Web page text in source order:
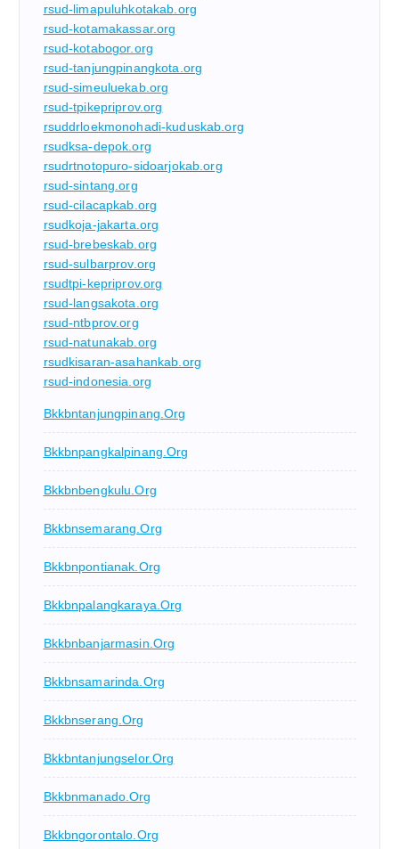
rsud-limapuluhkotakab.org
rsud-kotamakassar.org
rsud-kotabogor.org
rsud-tanjungpinangkota.org
rsud-simeuluekab.org
rsud-tpikepriprov.org
rsuddrloekmonohadi-kuduskab.org
rsudksa-depok.org
rsudrtnotopuro-sidoarjokab.org
rsud-sintang.org
rsud-cilacapkab.org
rsudkoja-jakarta.org
rsud-brebeskab.org
rsud-sulbarprov.org
rsudtpi-kepriprov.org
rsud-langsakota.org
rsud-ntbprov.org
rsud-natunakab.org
rsudkisaran-asahankab.org
rsud-indonesia.org
Bkkbntanjungpinang.org
Bkkbnpangkalpinang.org
Bkkbnbengkulu.org
Bkkbnsemarang.org
Bkkbnpontianak.org
Bkkbnpalangkaraya.org
Bkkbnbanjarmasin.org
Bkkbnsamarinda.org
Bkkbnserang.org
Bkkbntanjungselor.org
Bkkbnmanado.org
Bkkbngorontalo.org